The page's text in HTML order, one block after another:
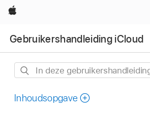
Apple
Gebruikershandleiding iCloud
In
gebruikershandleiding
Inhoudsopgave